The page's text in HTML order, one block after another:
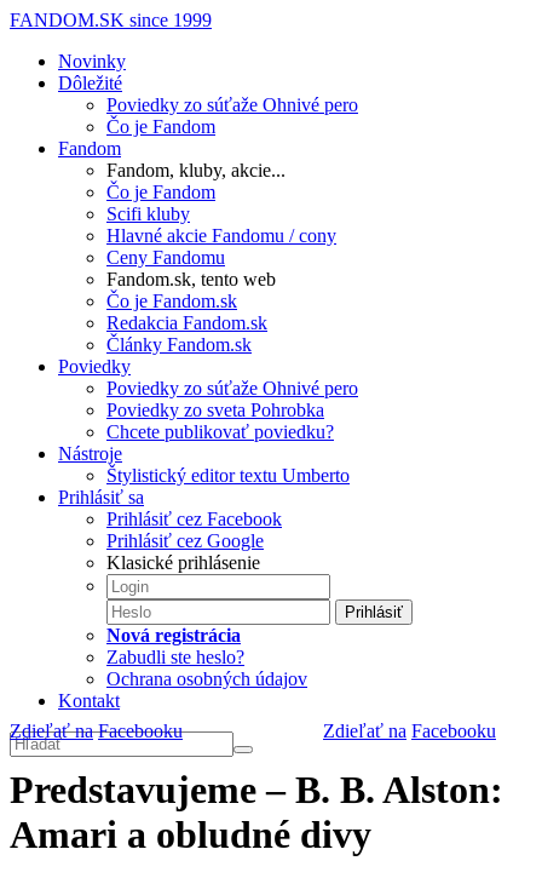
FANDOM.SK since 1999
Novinky
Dôležité
Poviedky zo súťaže Ohnivé pero
Čo je Fandom
Fandom
Fandom, kluby, akcie...
Čo je Fandom
Scifi kluby
Hlavné akcie Fandomu / cony
Ceny Fandomu
Fandom.sk, tento web
Čo je Fandom.sk
Redakcia Fandom.sk
Články Fandom.sk
Poviedky
Poviedky zo súťaže Ohnivé pero
Poviedky zo sveta Pohrobka
Chcete publikovať poviedku?
Nástroje
Štylistický editor textu Umberto
Prihlásiť sa
Prihlásiť cez Facebook
Prihlásiť cez Google
Klasické prihlásenie
Prihlásiť
Nová registrácia
Zabudli ste heslo?
Ochrana osobných údajov
Kontakt
Zdieľať na Facebooku
Zdieľať na Facebooku
Predstavujeme – B. B. Alston:
Amari a obludné divy